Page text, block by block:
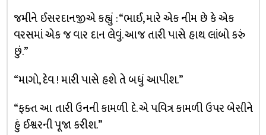
જમીને ઈસરદાનજીએ કહ્યું : “ભાઈ, મારે એક નીમ છે કે એક
વરસમાં એક જ વાર દાન લેવું. આજ તારી પાસે હાથ લાંબો કરું
છું.”
“માગો, દેવ ! મારી પાસે હશે તે બધું આપીશ.”
“ફક્ત આ તારી ઉનની કામળી દે. એ પવિત્ર કામળી ઉપર બેસીને
હું ઈશ્વરની પૂજા કરીશ.”